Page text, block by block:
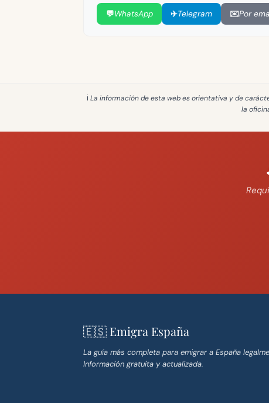
💬WhatsApp ✈️Telegram ✉️Por
ℹ️ La información de esta web esorientativa y de
la
🇪🇸 Emigra España
La guía más completa para emigrar a España
Información gratuita y actualizada.